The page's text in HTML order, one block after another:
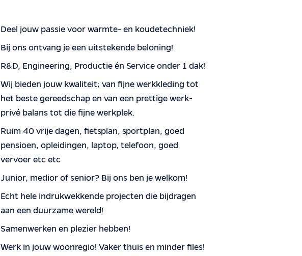
Deel jouw passie voor warmte- en koudetechniek!
Bij ons ontvang je een uitstekende beloning!
R&D, Engineering, Productie én Service onder 1 dak!
Wij bieden jouw kwaliteit; van fijne werkkleding tot
het beste gereedschap en van een prettige werk-
privé balans tot die fijne werkplek.
Ruim 40 vrije dagen, fietsplan, sportplan, goed
pensioen, opleidingen, laptop, telefoon, goed
vervoer etc etc
Junior, medior of senior? Bij ons ben je welkom!
Echt hele indrukwekkende projecten die bijdragen
aan een duurzame wereld!
Samenwerken en plezier hebben!
Werk in jouw woonregio! Vaker thuis en minder files!